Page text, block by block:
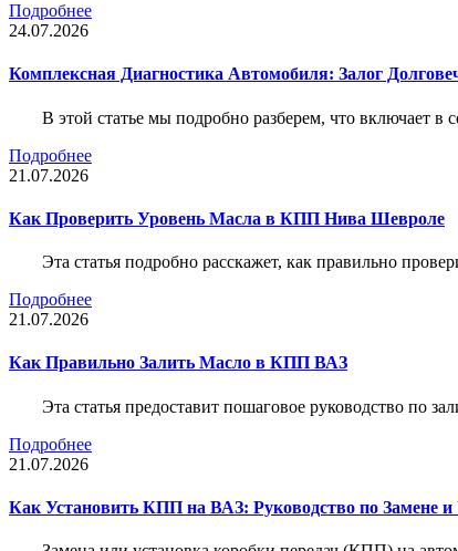
Подробнее
24.07.2026
Комплексная Диагностика Автомобиля: Залог
В этой статье мы подробно разберем, что включает в
Подробнее
21.07.2026
Как Проверить Уровень Масла в КПП Нива Шевроле
Эта статья подробно расскажет, как правильно
Подробнее
21.07.2026
Как Правильно Залить Масло в КПП ВАЗ
Эта статья предоставит пошаговое руководство по
Подробнее
21.07.2026
Как Установить КПП на ВАЗ: Руководство по Замене и